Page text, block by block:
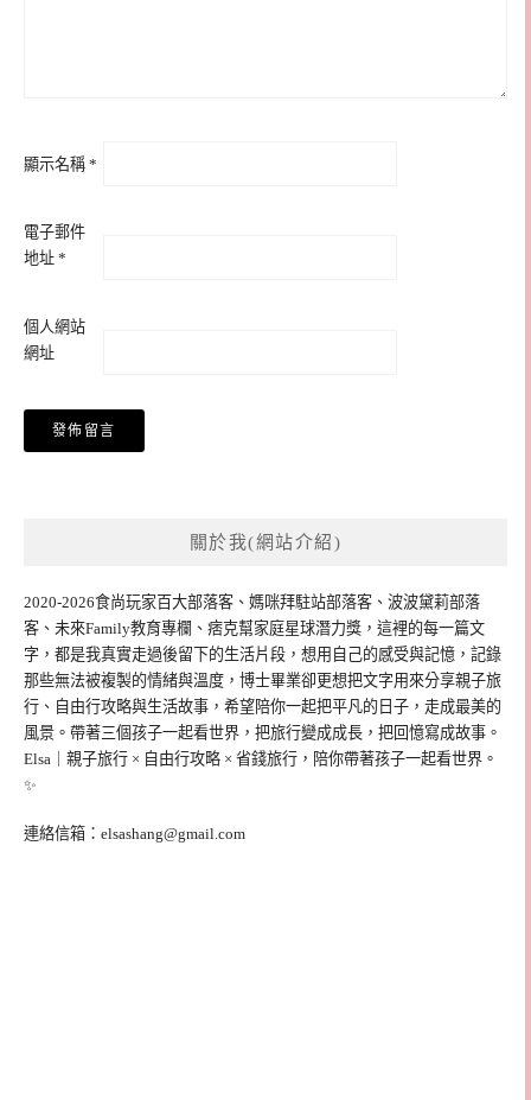
顯示名稱 *
電子郵件
地址 *
個人網站
網址
關於我(網站介紹)
2020-2026食尚玩家百大部落客、媽咪拜駐站部落客、波波黛莉部落
客、未來Family教育專欄、痞克幫家庭星球潛力獎，這裡的每一篇文
字，都是我真實走過後留下的生活片段，想用自己的感受與記憶，記錄
那些無法被複製的情緒與溫度，博士畢業卻更想把文字用來分享親子旅
行、自由行攻略與生活故事，希望陪你一起把平凡的日子，走成最美的
風景。帶著三個孩子一起看世界，把旅行變成成長，把回憶寫成故事。
Elsa｜親子旅行 × 自由行攻略 × 省錢旅行，陪你帶著孩子一起看世界。
✨
連絡信箱： elsashang@gmail.com